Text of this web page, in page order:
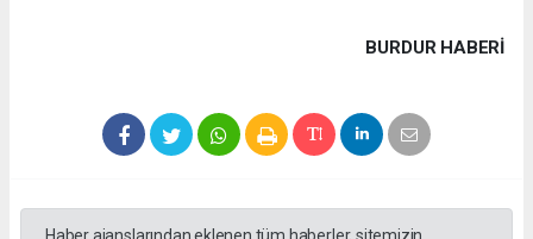
BURDUR HABERİ
Haber ajanslarından eklenen tüm haberler, sitemizin